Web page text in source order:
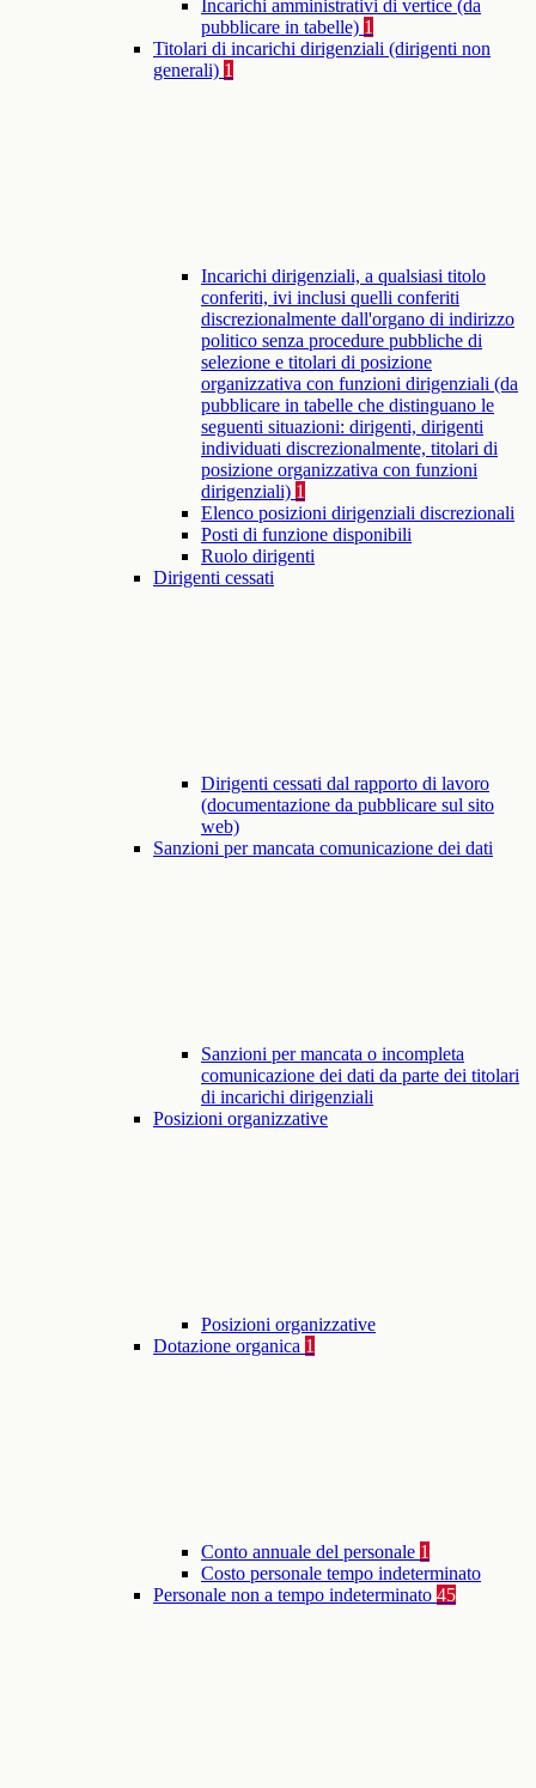
Incarichi amministrativi di vertice (da
pubblicare in tabelle) 1
Titolari di incarichi dirigenziali (dirigenti non
generali) 1
Incarichi dirigenziali, a qualsiasi titolo
conferiti, ivi inclusi quelli conferiti
discrezionalmente dall'organo di indirizzo
politico senza procedure pubbliche di
selezione e titolari di posizione
organizzativa con funzioni dirigenziali (da
pubblicare in tabelle che distinguano le
seguenti situazioni: dirigenti, dirigenti
individuati discrezionalmente, titolari di
posizione organizzativa con funzioni
dirigenziali) 1
Elenco posizioni dirigenziali discrezionali
Posti di funzione disponibili
Ruolo dirigenti
Dirigenti cessati
Dirigenti cessati dal rapporto di lavoro
(documentazione da pubblicare sul sito
web)
Sanzioni per mancata comunicazione dei dati
Sanzioni per mancata o incompleta
comunicazione dei dati da parte dei titolari
di incarichi dirigenziali
Posizioni organizzative
Posizioni organizzative
Dotazione organica 1
Conto annuale del personale 1
Costo personale tempo indeterminato
Personale non a tempo indeterminato 45